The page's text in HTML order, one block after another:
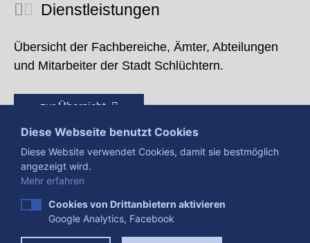
Dienstleistungen
Übersicht der Fachbereiche, Ämter, Abteilungen
und Mitarbeiter der Stadt Schlüchtern.
zur Übersicht
Diese Webseite benutzt Cookies
Diese Website verwendet Cookies, damit sie bestmöglich
angezeigt wird.
Mehr erfahren
Cookies von Drittanbietern aktivieren
Google Analytics, Facebook